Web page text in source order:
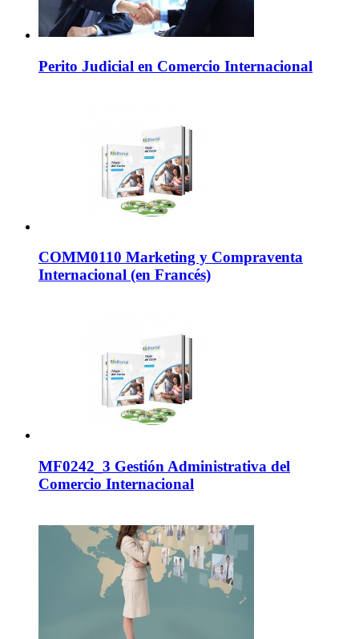
Perito Judicial en Comercio Internacional
COMM0110 Marketing y Compraventa
Internacional (en Francés)
MF0242_3 Gestión Administrativa del
Comercio Internacional